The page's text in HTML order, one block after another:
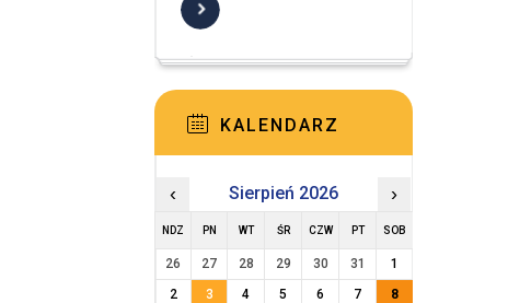
KALENDARZ
‹ Sierpień 2026 ›
NDZ PN WT ŚR CZW PT SOB
26 27 28 29 30 31
1
2
3 4 5 6 7
8